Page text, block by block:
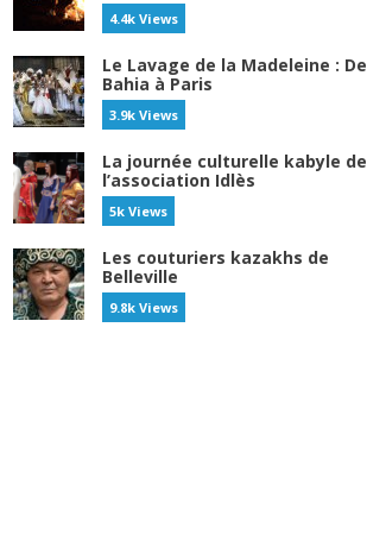
4.4k Views
Le Lavage de la Madeleine : De
Bahia à Paris
3.9k Views
La journée culturelle kabyle de
l’association Idlès
5k Views
Les couturiers kazakhs de
Belleville
9.8k Views